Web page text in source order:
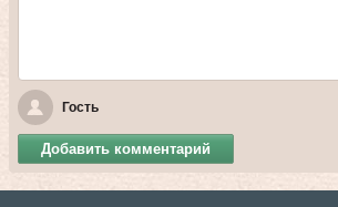
Гость
Добавить комментарий